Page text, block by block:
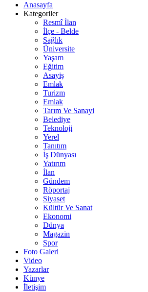
Anasayfa
Kategoriler
Resmî İlan
İlçe - Belde
Sağlık
Üniversite
Yaşam
Eğitim
Asayiş
Emlak
Turizm
Emlak
Tarım Ve Sanayi
Belediye
Teknoloji
Yerel
Tanıtım
İş Dünyası
Yatırım
İlan
Gündem
Röportaj
Siyaset
Kültür Ve Sanat
Ekonomi
Dünya
Magazin
Spor
Foto Galeri
Video
Yazarlar
Künye
İletişim